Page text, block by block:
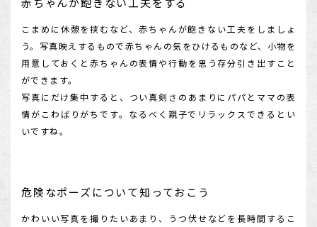
こまめに休憩を挟むなど、赤ちゃんが飽きない工夫をしましょ
う。写真映えするもので赤ちゃんの気をひけるものなど、小物を
用意しておくと赤ちゃんの表情や行動を思う存分引き出すこと
ができます。
写真にだけ集中すると、つい真剣さのあまりにパパとママの表
情がこわばりがちです。なるべく親子でリラックスできるとい
いですね。
危険なポーズについて知っておこう
かわいい写真を撮りたいあまり、うつ伏せなどを長時間するこ